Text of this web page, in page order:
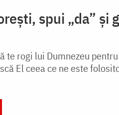
spui „da” și
te rogi lui Dumnezeu
El ceea ce ne este